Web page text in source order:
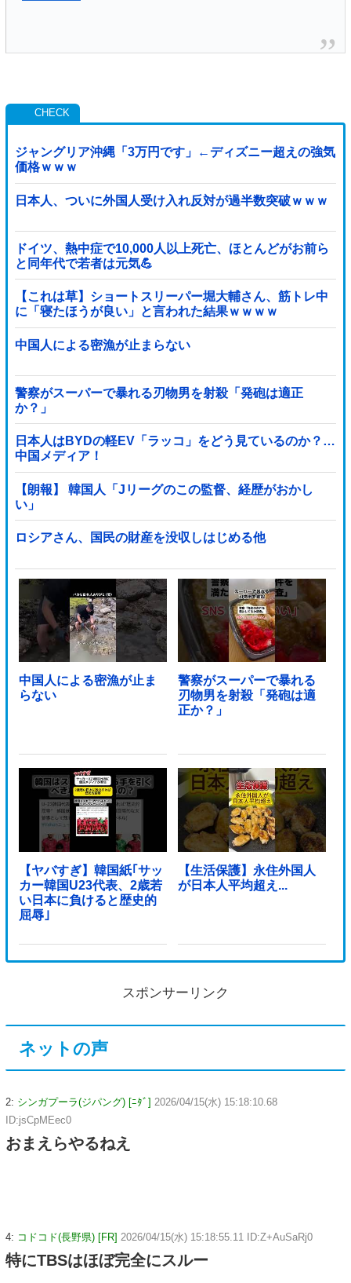
ジャングリア沖縄「3万円です」←ディズニー超えの強気
価格ｗｗｗ
日本人、ついに外国人受け入れ反対が過半数突破ｗｗｗ
ドイツ、熱中症で10,000人以上死亡、ほとんどがお前ら
と同年代で若者は元気💪
【これは草】ショートスリーパー堀大輔さん、筋トレ中
に「寝たほうが良い」と言われた結果ｗｗｗｗ
中国人による密漁が止まらない
警察がスーパーで暴れる刃物男を射殺「発砲は適正
か？」
日本人はBYDの軽EV「ラッコ」をどう見ているのか？…
中国メディア！
【朗報】 韓国人「Jリーグのこの監督、経歴がおかし
い」
ロシアさん、国民の財産を没収しはじめる他
中国人による密漁が止ま
らない
警察がスーパーで暴れる
刃物男を射殺「発砲は適
正か？」
【ヤバすぎ】韓国紙｢サッ
カー韓国U23代表、2歳若
い日本に負けると歴史的
屈辱｣
【生活保護】永住外国人
が日本人平均超え...
スポンサーリンク
ネットの声
2: シンガプーラ(ジパング) [ﾆﾀﾞ] 2026/04/15(水) 15:18:10.68
ID:jsCpMEec0
おまえらやるねえ
4: コドコド(長野県) [FR] 2026/04/15(水) 15:18:55.11 ID:Z+AuSaRj0
特にTBSはほぼ完全にスルー